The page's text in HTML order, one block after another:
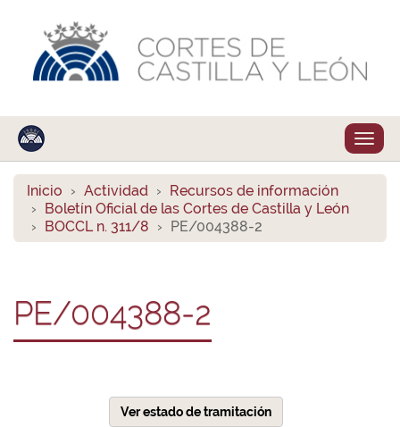
Inicio Actividad
Recursos de información
Boletín Oficial de las Cortes de Castilla y León
BOCCL n. 311/8
PE/004388-2
PE/004388-2
Ver estado de tramitación